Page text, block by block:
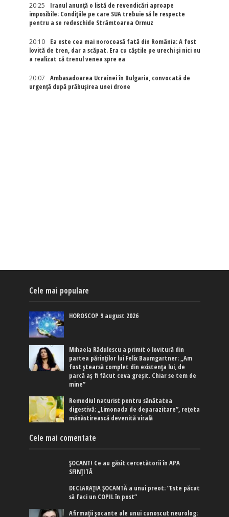
20:25
Iranul anunță o listă de revendicări aproape
imposibile: Condițiile pe care SUA trebuie să le respecte
pentru a se redeschide Strâmtoarea Ormuz
20:10
Ea este cea mai norocoasă fată din România: A fost
lovită de tren, dar a scăpat. Era cu căștile pe urechi și nici nu
a realizat că trenul venea spre ea
20:07
Ambasadoarea Ucrainei în Bulgaria, convocată de
urgență după prăbușirea unei drone
Cele mai populare
HOROSCOP 9 august 2026
Mihaela Rădulescu a primit o lovitură din
partea părinților lui Felix Baumgartner: „Am
fost ștearsă complet din existența lui, de
parcă aș fi făcut ceva greșit. Chiar se tem de
mine”
Remediul naturist pentru sănătatea
digestivă: „Limonada de deparazitare”, rețeta
mănăstirească devenită virală
Cele mai comentate
ȘOCANT! Ce au găsit cercetătorii în APA
SFINȚITĂ
DECLARAȚIA ȘOCANTĂ a unui preot: ”Este păcat
să faci un COPIL în post”
Afirmaţii şocante ale unui cunoscut neurolog: